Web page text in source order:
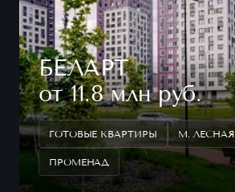
БЕЛАРТ
от 11.8 млн руб.
ГОТОВЫЕ КВАРТИРЫ М. ЛЕСНАЯ
ПРОМЕНАД